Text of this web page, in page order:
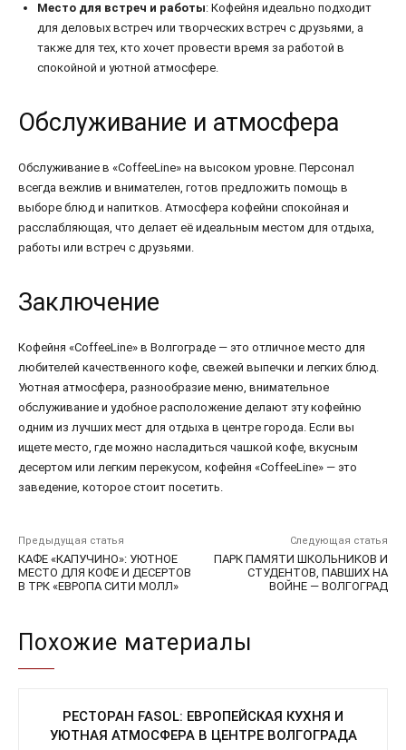
Место для встреч и работы: Кофейня идеально подходит
для деловых встреч или творческих встреч с друзьями, а
также для тех, кто хочет провести время за работой в
спокойной и уютной атмосфере.
Обслуживание и атмосфера
Обслуживание в «CoffeeLine» на высоком уровне. Персонал
всегда вежлив и внимателен, готов предложить помощь в
выборе блюд и напитков. Атмосфера кофейни спокойная и
расслабляющая, что делает её идеальным местом для отдыха,
работы или встреч с друзьями.
Заключение
Кофейня «CoffeeLine» в Волгограде — это отличное место для
любителей качественного кофе, свежей выпечки и легких блюд.
Уютная атмосфера, разнообразие меню, внимательное
обслуживание и удобное расположение делают эту кофейню
одним из лучших мест для отдыха в центре города. Если вы
ищете место, где можно насладиться чашкой кофе, вкусным
десертом или легким перекусом, кофейня «CoffeeLine» — это
заведение, которое стоит посетить.
Предыдущая статья
КАФЕ «КАПУЧИНО»: УЮТНОЕ
МЕСТО ДЛЯ КОФЕ И ДЕСЕРТОВ
В ТРК «ЕВРОПА СИТИ МОЛЛ»
Следующая статья
ПАРК ПАМЯТИ ШКОЛЬНИКОВ И
СТУДЕНТОВ, ПАВШИХ НА
ВОЙНЕ — ВОЛГОГРАД
Похожие материалы
РЕСТОРАН FASOL: ЕВРОПЕЙСКАЯ КУХНЯ И
УЮТНАЯ АТМОСФЕРА В ЦЕНТРЕ ВОЛГОГРАДА